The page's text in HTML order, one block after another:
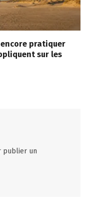
pratiquer
sur les
publier un